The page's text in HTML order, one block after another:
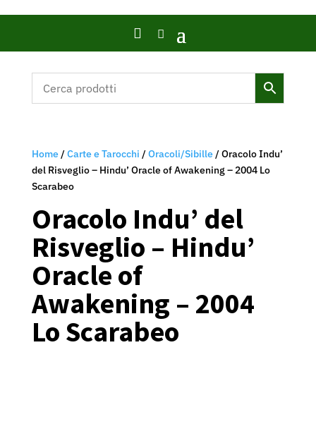

Home/Carte e Tarocchi /Oracoli/Sibille/ Oracolo Indu’
del Risveglio – Hindu’ Oracle of Awakening – 2004 Lo
Scarabeo
Oracolo Indu’ del
Risveglio – Hindu’
Oracle of
Awakening – 2004
Lo Scarabeo